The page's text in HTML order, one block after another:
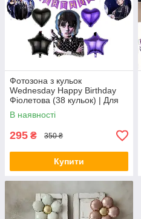
Фотозона з кульок
Wednesday Happy Birthday
Фіолетова (38 кульок) | Для
дівчинки
В наявності
295 ₴ 350 ₴
Купити